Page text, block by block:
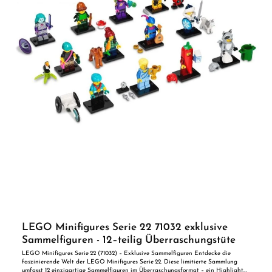
LEGO Minifigures Serie 22 71032 exklusive
Sammelfiguren - 12–teilig Überraschungstüte
LEGO Minifigures Serie 22 (71032) – Exklusive Sammelfiguren Entdecke die
faszinierende Welt der LEGO Minifigures Serie 22. Diese limitierte Sammlung
umfasst 12 einzigartige Sammelfiguren im Überraschungsformat – ein Highlight